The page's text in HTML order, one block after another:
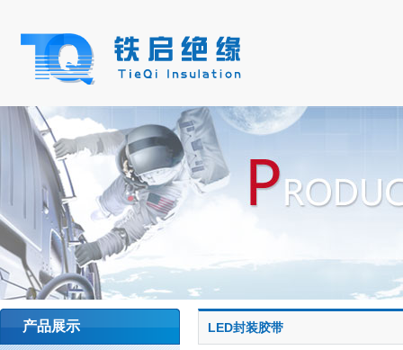
产品展示 LED封装胶带